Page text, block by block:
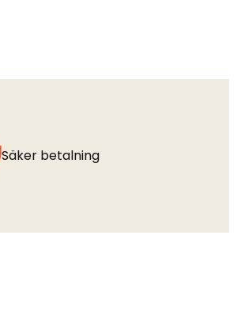
Säker betalning